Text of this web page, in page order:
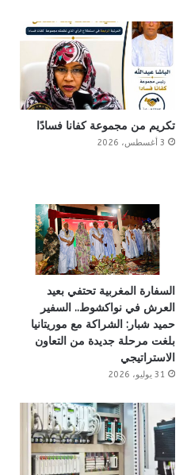
تكريم من مجموعة كفانا فسادًا
3 أغسطس، 2026
السفارة المغربية تحتفي بعيد
العرش في نواكشوط.. السفير
حميد شبار: الشراكة مع موريتانيا
بلغت مرحلة جديدة من التعاون
الاستراتيجي
31 يوليو، 2026